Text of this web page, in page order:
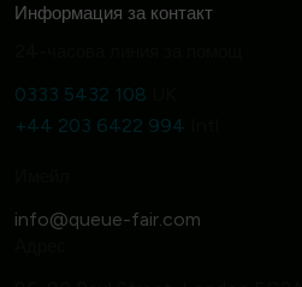
Информация за контакт
0333 5432 108
+44 203 6422 994